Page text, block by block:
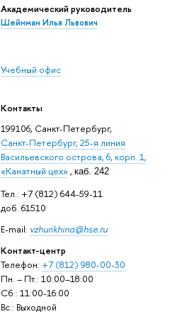
Академический руководитель
Шейнман Илья Львович
Учебный офис
Контакты
199106, Санкт-Петербург,
Санкт-Петербург, 25-я линия
Васильевского острова, 6, корп. 1,
«Канатный цех», каб. 242
Тел.: +7 (812) 644-59-11
доб. 61510
E-mail: vzhurikhina@hse.ru
Контакт-центр
Телефон: +7 (812) 980-00-30
Пн. – Пт.: 10:00–18:00
Сб.: 11:00-16:00
Вс.: Выходной